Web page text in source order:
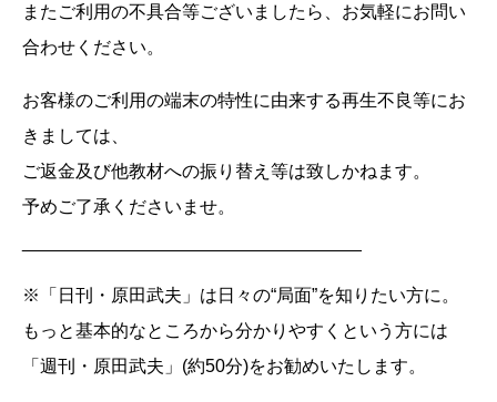
またご利用の不具合等ございましたら、お気軽にお問い
合わせください。
お客様のご利用の端末の特性に由来する再生不良等にお
きましては、
ご返金及び他教材への振り替え等は致しかねます。
予めご了承くださいませ。
※「日刊・原田武夫」は日々の“局面”を知りたい方に。
もっと基本的なところから分かりやすくという方には
「週刊・原田武夫」(約50分)をお勧めいたします。